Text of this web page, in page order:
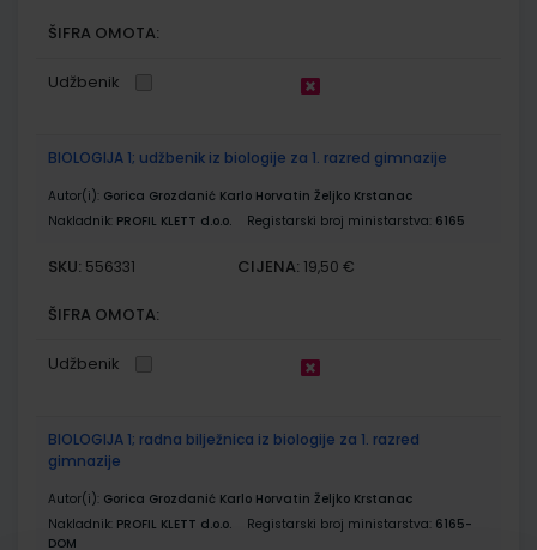
ŠIFRA OMOTA:
Udžbenik
BIOLOGIJA 1; udžbenik iz biologije za 1. razred gimnazije
Autor(i): Gorica Grozdanić Karlo Horvatin Željko Krstanac
Nakladnik: PROFIL KLETT d.o.o. Registarski broj ministarstva: 6165
SKU: 556331 CIJENA: 19,50 €
ŠIFRA OMOTA:
Udžbenik
BIOLOGIJA 1; radna bilježnica iz biologije za 1. razred
gimnazije
Autor(i): Gorica Grozdanić Karlo Horvatin Željko Krstanac
Nakladnik: PROFIL KLETT d.o.o. Registarski broj ministarstva: 6165-
DOM